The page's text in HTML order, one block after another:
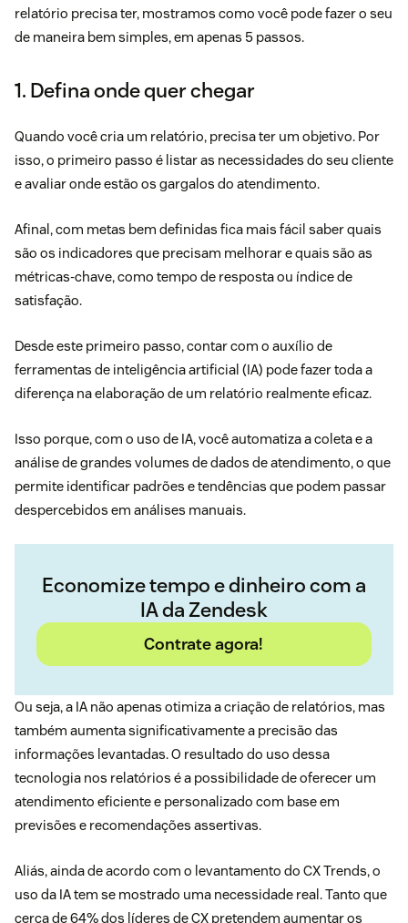
relatório precisa ter, mostramos como você pode fazer o seu
de maneira bem simples, em apenas 5 passos.
1. Defina onde quer chegar
Quando você cria um relatório, precisa ter um objetivo. Por
isso, o primeiro passo é listar as necessidades do seu cliente
e avaliar onde estão os gargalos do atendimento.
Afinal, com metas bem definidas fica mais fácil saber quais
são os indicadores que precisam melhorar e quais são as
métricas-chave, como tempo de resposta ou índice de
satisfação.
Desde este primeiro passo, contar com o auxílio de
ferramentas de inteligência artificial (IA) pode fazer toda a
diferença na elaboração de um relatório realmente eficaz.
Isso porque, com o uso de IA, você automatiza a coleta e a
análise de grandes volumes de dados de atendimento, o que
permite identificar padrões e tendências que podem passar
despercebidos em análises manuais.
Economize tempo e dinheiro com a
IA da Zendesk
Contrate agora!
Ou seja, a IA não apenas otimiza a criação de relatórios, mas
também aumenta significativamente a precisão das
informações levantadas. O resultado do uso dessa
tecnologia nos relatórios é a possibilidade de oferecer um
atendimento eficiente e personalizado com base em
previsões e recomendações assertivas.
Aliás, ainda de acordo com o levantamento do CX Trends, o
uso da IA tem se mostrado uma necessidade real. Tanto que
cerca de 64% dos líderes de CX pretendem aumentar os